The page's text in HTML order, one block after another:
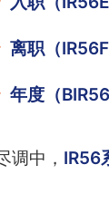
离职（
年度（
调中， IR56